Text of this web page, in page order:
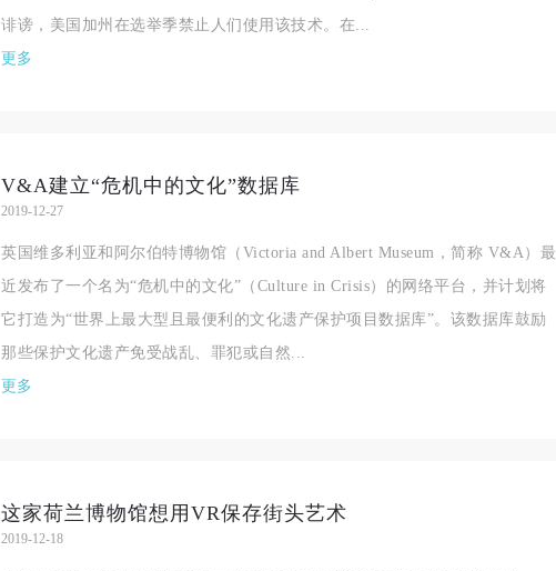
诽谤，美国加州在选举季禁止人们使用该技术。在...
更多
V&A建立“危机中的文化”数据库
2019-12-27
英国维多利亚和阿尔伯特博物馆（Victoria and Albert Museum，简称 V&A）最
近发布了一个名为“危机中的文化”（Culture in Crisis）的网络平台，并计划将
它打造为“世界上最大型且最便利的文化遗产保护项目数据库”。该数据库鼓励
那些保护文化遗产免受战乱、罪犯或自然...
更多
这家荷兰博物馆想用VR保存街头艺术
2019-12-18
快捷登录